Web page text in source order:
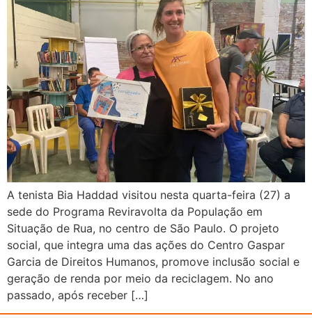
A tenista Bia Haddad visitou nesta quarta-feira (27) a
sede do Programa Reviravolta da População em
Situação de Rua, no centro de São Paulo. O projeto
social, que integra uma das ações do Centro Gaspar
Garcia de Direitos Humanos, promove inclusão social e
geração de renda por meio da reciclagem. No ano
passado, após receber […]